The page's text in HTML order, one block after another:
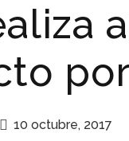
10 octubre, 2017